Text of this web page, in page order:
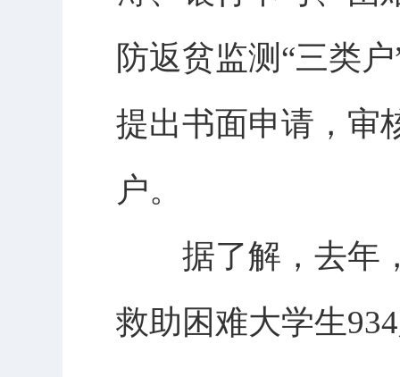
防返贫监测“三类
提出书面申请，审
户。
据了解，去年，
救助困难大学生